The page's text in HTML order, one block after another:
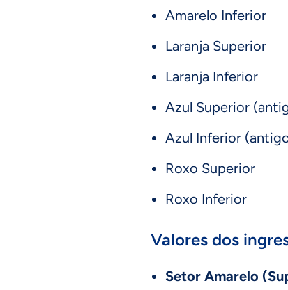
Amarelo Inferior
Laranja Superior
Laranja Inferior
Azul Superior
Azul Inferior
Roxo Superior
Roxo Inferior
Valores dos
Setor Amarelo